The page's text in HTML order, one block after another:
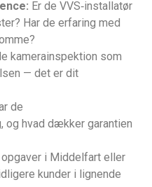
Er de VVS‑installatør
Har de erfaring med
kamerainspektion som
— det er dit
de
og hvad dækker garantien
i Middelfart eller
kunder i lignende